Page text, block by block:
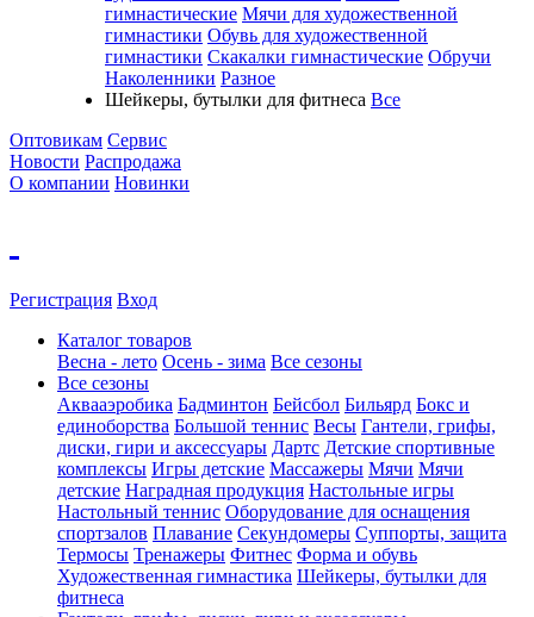
гимнастические Мячи для художественной
гимнастики Обувь для художественной
гимнастики Скакалки гимнастические Обручи
Наколенники Разное
Шейкеры, бутылки для фитнеса Все
Оптовикам Сервис
Новости Распродажа
О компании Новинки
Регистрация Вход
Каталог товаров
Весна - лето Осень - зима Все сезоны
Все сезоны
Аквааэробика Бадминтон Бейсбол Бильярд Бокс и
единоборства Большой теннис Весы Гантели, грифы,
диски, гири и аксессуары Дартс Детские спортивные
комплексы Игры детские Массажеры Мячи Мячи
детские Наградная продукция Настольные игры
Настольный теннис Оборудование для оснащения
спортзалов Плавание Секундомеры Суппорты, защита
Термосы Тренажеры Фитнес Форма и обувь
Художественная гимнастика Шейкеры, бутылки для
фитнеса